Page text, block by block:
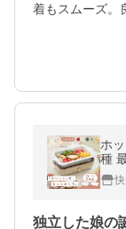
着もスムーズ。
ホ
種
れ
オ